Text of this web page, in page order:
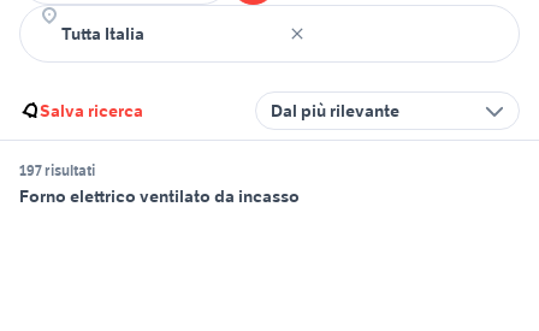
Salva ricerca Dal più rilevante
197 risultati
Forno elettrico ventilato da incasso